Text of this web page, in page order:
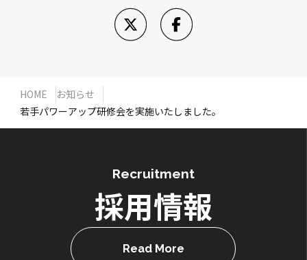
HOME
お知らせ
若手パワーアップ研修会を実施いたしました。
Recruitment
採用情報
Read More